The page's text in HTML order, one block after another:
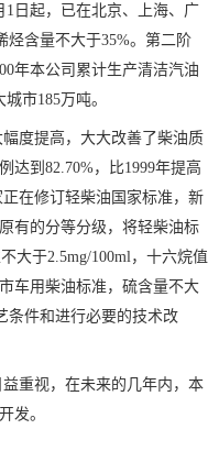
1日起，已在北京、上海、广
烃含量不大于35%。第二阶
年本公司累计生产清洁汽油
市185万吨。
度提高，大大改善了柴油质
达到82.70%，比1999年提高
在修订轻柴油国家标准，新
有的分等分级，将轻柴油标
大于2.5mg/100ml，十六烷值
车用柴油标准，硫含量不大
条件和进行必要的技术改
重视，在未来的几年内，本
发。